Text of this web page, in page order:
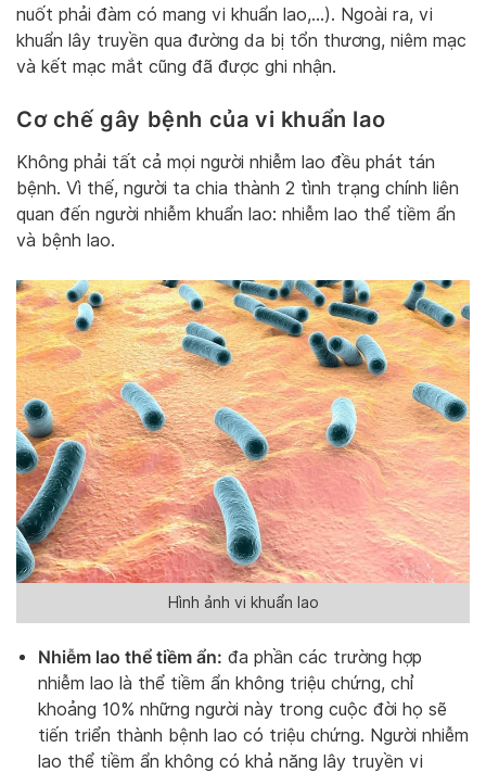
nuốt phải đàm có mang vi khuẩn lao,…). Ngoài ra, vi
khuẩn lây truyền qua đường da bị tổn thương, niêm mạc
và kết mạc mắt cũng đã được ghi nhận.
Cơ chế gây bệnh của vi khuẩn lao
Không phải tất cả mọi người nhiễm lao đều phát tán
bệnh. Vì thế, người ta chia thành 2 tình trạng chính liên
quan đến người nhiễm khuẩn lao: nhiễm lao thể tiềm ẩn
và bệnh lao.
Hình ảnh vi khuẩn lao
Nhiễm lao thể tiềm ẩn: đa phần các trường hợp
nhiễm lao là thể tiềm ẩn không triệu chứng, chỉ
khoảng 10% những người này trong cuộc đời họ sẽ
tiến triển thành bệnh lao có triệu chứng. Người nhiễm
lao thể tiềm ẩn không có khả năng lây truyền vi